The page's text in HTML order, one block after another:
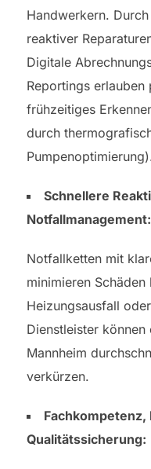
Handwerkern.
reaktiver
Digitale
Reportings erlauben
frühzeitiges
durch
Schnellere
Notfallmanagement:
Notfallketten mit
minimieren
Heizungsausfall
Dienstleister
Mannheim
verkürzen.
Qualitätssicherung: